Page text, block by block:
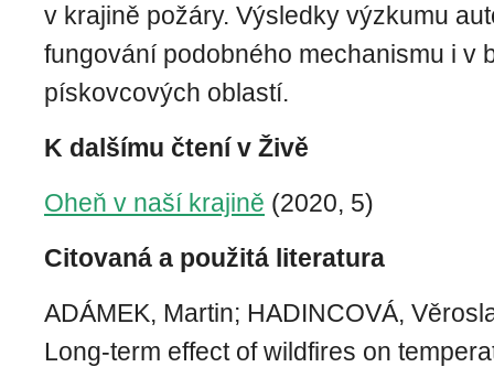
v krajině požáry. Výsledky výzkumu
fungování podobného mechanismu i v
pískovcových oblastí.
K dalšímu čtení v Živě
Oheň v naší krajině (2020, 5)
Citovaná a použitá literatura
ADÁMEK, Martin; HADINCOVÁ,
Long-term effect of wildfires on